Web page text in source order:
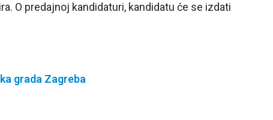
O predajnoj kandidaturi, kandidatu će se izdati
grada Zagreba